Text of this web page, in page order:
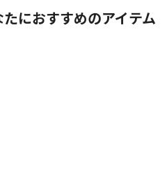
たにおすすめのアイテム